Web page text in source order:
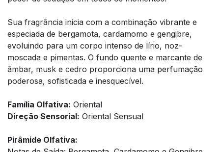
Sua fragrância inicia com a combinação vibrante e
especiada de bergamota, cardamomo e gengibre,
evoluindo para um corpo intenso de lírio, noz-
moscada e pimentas. O fundo quente e marcante de
âmbar, musk e cedro proporciona uma perfumação
poderosa, sofisticada e inesquecível.
Família Olfativa: Oriental
Direção Sensorial: Oriental Sensual
Pirâmide Olfativa: